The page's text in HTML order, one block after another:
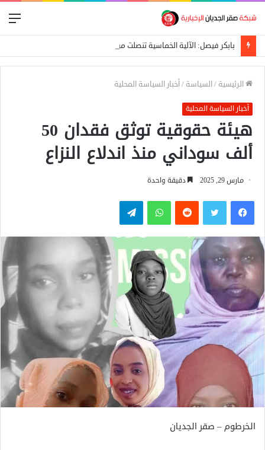
الرئيسية /السياسة /أخبار السياسة المحلية
أخبار السياسة المحلية
هيئة حقوقية توثق فقدان 50
ألف سوداني منذ اندلاع النزاع
مارس 29, 2025 دقيقة واحدة
فيسبوكتويتر واتساب تيلقرام
الخرطوم – صقر الجديان